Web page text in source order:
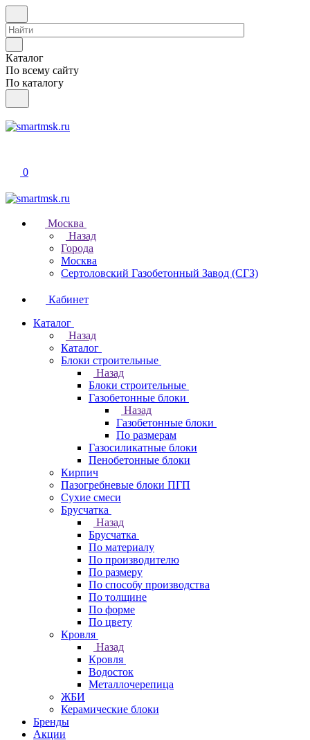
Каталог
По всему сайту
По каталогу
0
Москва
Назад
Города
Москва
Сертоловский Газобетонный Завод (СГЗ)
Кабинет
Каталог
Назад
Каталог
Блоки строительные
Назад
Блоки строительные
Газобетонные блоки
Назад
Газобетонные блоки
По размерам
Газосиликатные блоки
Пенобетонные блоки
Кирпич
Пазогребневые блоки ПГП
Сухие смеси
Брусчатка
Назад
Брусчатка
По материалу
По производителю
По размеру
По способу производства
По толщине
По форме
По цвету
Кровля
Назад
Кровля
Водосток
Металлочерепица
ЖБИ
Керамические блоки
Бренды
Акции